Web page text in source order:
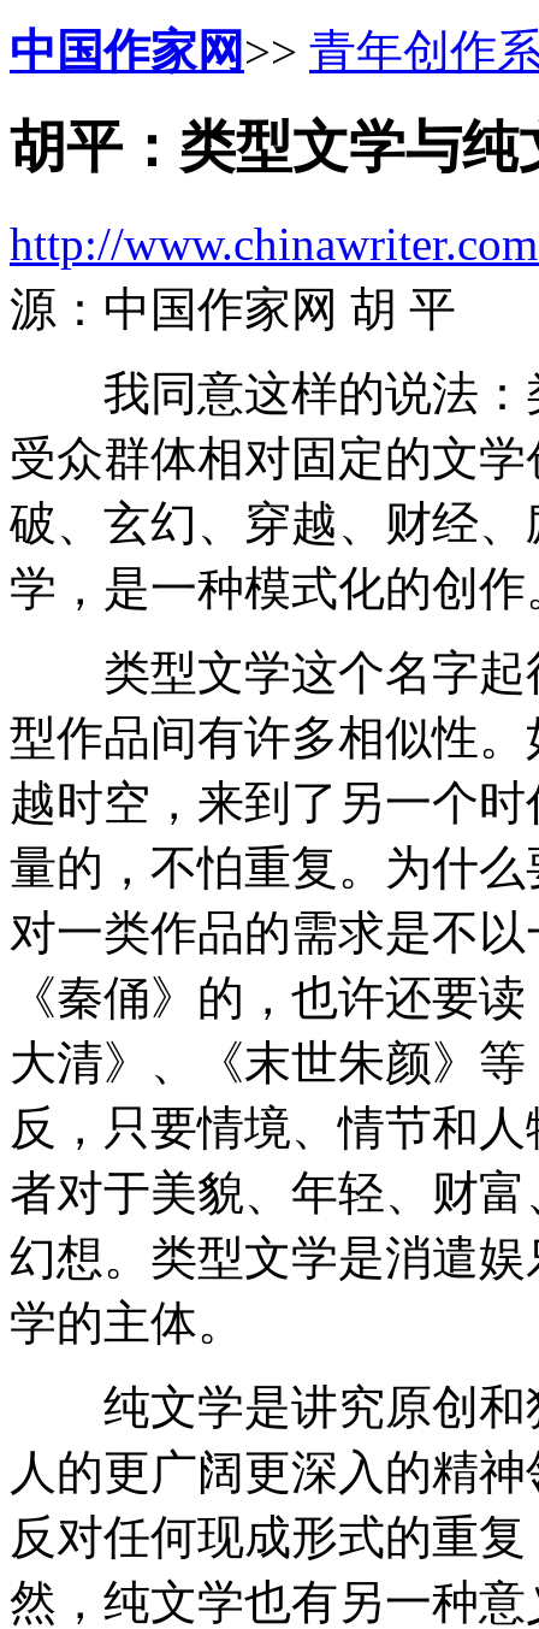
中国作家网 >> 青年创作
胡平：类型文学与纯
http://
源：中国作家网 胡 平
我同意这样的说法：
受众群体相对固定的文
破、玄幻、穿越、财经
学，是一种模式化的创作
类型文学这个名字起
型作品间有许多相似性
越时空，来到了另一个
量的，不怕重复。为什
对一类作品的需求是不
《秦俑》的，也许还要
大清》、《末世朱颜》
反，只要情境、情节和
者对于美貌、年轻、财
幻想。类型文学是消遣
学的主体。
纯文学是讲究原创和
人的更广阔更深入的精
反对任何现成形式的重
然，纯文学也有另一种